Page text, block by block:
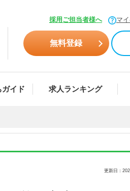
採用ご担当者様へ マ
無料登録
イド 求人ランキング
更新日：